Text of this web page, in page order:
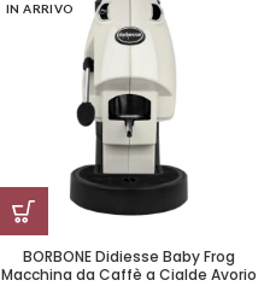
IN ARRIVO
BORBONE Didiesse Baby Frog
Macchina da Caffè a Cialde Avorio